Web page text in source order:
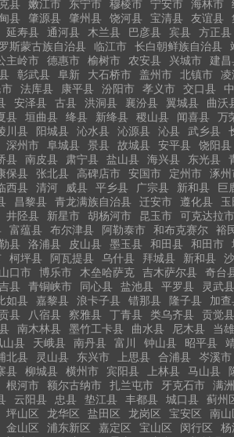
县 嫩江市 东宁市 穆棱市 宁安市 海林市
县 肇源县 肇州县 饶河县 宝清县 友谊县
延寿县 通河县 木兰县 巴彦县 宾县 方正县
斯蒙古族自治县 临江市 长白朝鲜族自治县
主岭市 德惠市 榆树市 农安县 兴城市 建昌
彰武县 阜新 大石桥市 盖州市 北镇市 凌
法库县 康平县 汾阳市 孝义市 交口县
安泽县 古县 洪洞县 襄汾县 翼城县 曲沃
县 垣曲县 绛县 新绛县 稷山县 闻喜县 万
川县 阳城县 沁水县 沁源县 沁县 武乡县
深州市 阜城县 景县 故城县 安平县 饶阳县
县 南皮县 肃宁县 盐山县 海兴县 东光县
保县 张北县 高碑店市 安国市 定州市 涿州
西县 清河 威县 平乡县 广宗县 新和县 巨
昌黎县 青龙满族自治县 迁安市 遵化县
井陉县 新星市 胡杨河市 昆玉市 可克达拉市
富蕴县 布尔津县 阿勒泰市 和布克赛尔 裕
县 洛浦县 皮山县 墨玉县 和田县 和田市
柯坪县 阿瓦提县 乌什县 拜城县 新和县
口市 博乐市 木垒哈萨克 吉木萨尔县 奇台
县 青铜峡市 同心县 盐池县 平罗县 灵武县
如县 嘉黎县 浪卡子县 错那县 隆子县 加查
县 八宿县 察雅县 丁青县 类乌齐县 贡觉县
南木林县 墨竹工卡县 曲水县 尼木县 当
山县 天峨县 南丹县 富川 钟山县 昭平县
北县 灵山县 东兴市 上思县 合浦县 岑溪市
县 柳城县 横州市 宾阳县 上林县 马山县
根河市 额尔古纳市 扎兰屯市 牙克石市 满
云阳县 忠县 垫江县 丰都县 城口县 蓟州
坪山区 龙华区 盐田区 龙岗区 宝安区 南山
金山区 浦东新区 嘉定区 宝山区 闵行区 杨